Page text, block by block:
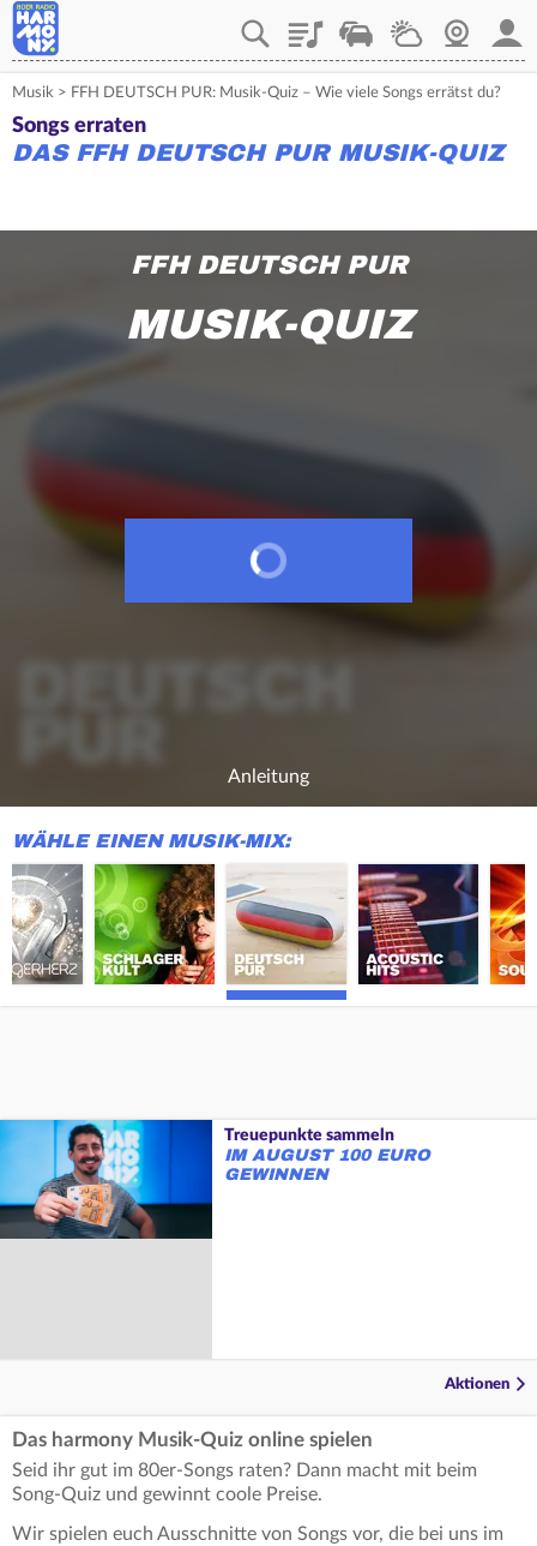
PlaylistVerkehrWetterWebcam
Musik > FFH DEUTSCH PUR: Musik-Quiz – Wie viele Songs errätst du?
Songs erraten
DAS FFH DEUTSCH PUR MUSIK-QUIZ
FFH DEUTSCH PUR
MUSIK-QUIZ
Anleitung
WÄHLE EINEN MUSIK-MIX:
Treuepunkte sammeln
IM AUGUST 100 EURO
GEWINNEN
Aktionen
Das harmony Musik-Quiz online spielen
Seid ihr gut im 80er-Songs raten? Dann macht mit beim
Song-Quiz und gewinnt coole Preise.
Wir spielen euch Ausschnitte von Songs vor, die bei uns im